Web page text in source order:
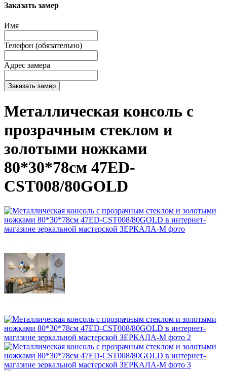
Заказать замер
Имя
Телефон (обязательно)
Адрес замера
Заказать замер
Металлическая консоль с
прозрачным стеклом и
золотыми ножками
80*30*78см 47ED-
CST008/80GOLD